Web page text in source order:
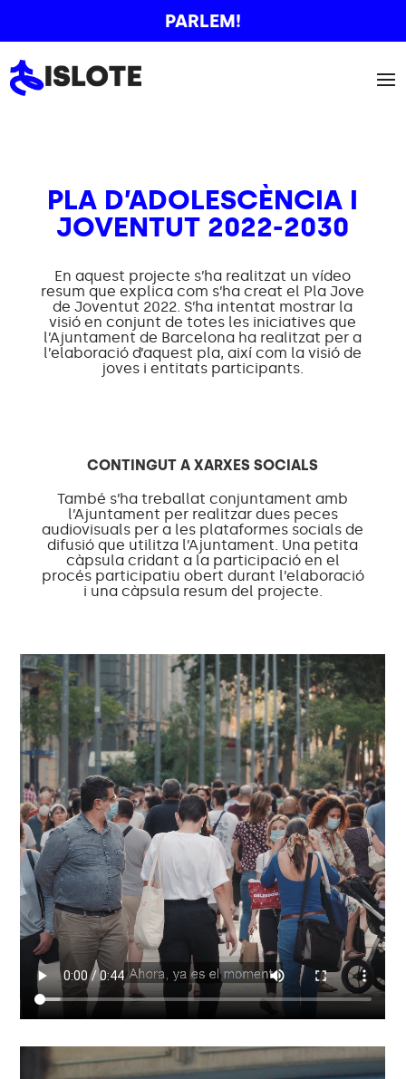
PARLEM!
PLA D’ADOLESCÈNCIA I
JOVENTUT 2022-2030
En aquest projecte s’ha realitzat un vídeo
resum que explica com s’ha creat el Pla Jove
de Joventut 2022. S’ha intentat mostrar la
visió en conjunt de totes les iniciatives que
l’Ajuntament de Barcelona ha realitzat per a
l’elaboració d’aquest pla, així com la visió de
joves i entitats participants.
CONTINGUT A XARXES SOCIALS
També s’ha treballat conjuntament amb
l’Ajuntament per realitzar dues peces
audiovisuals per a les plataformes socials de
difusió que utilitza l’Ajuntament. Una petita
càpsula cridant a la participació en el
procés participatiu obert durant l’elaboració
i una càpsula resum del projecte.